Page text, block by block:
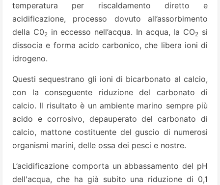
temperatura per riscaldamento diretto e
acidificazione, processo dovuto all’assorbimento
della C02in eccesso nell’acqua. In acqua, la CO2 si
dissocia e forma acido carbonico, che libera ioni di
idrogeno.
Questi sequestrano gli ioni di bicarbonato al calcio,
con la conseguente riduzione del carbonato di
calcio. Il risultato è un ambiente marino sempre più
acido e corrosivo, depauperato del carbonato di
calcio, mattone costituente del guscio di numerosi
organismi marini, delle ossa dei pesci e nostre.
L’acidificazione comporta un abbassamento del pH
dell'acqua, che ha già subito una riduzione di 0,1